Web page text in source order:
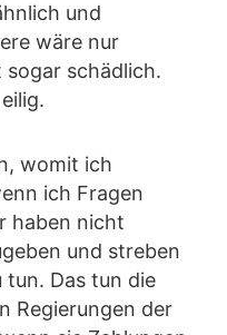
und
wäre nur
sogar schädlich.
womit ich
ich Fragen
haben nicht
und streben
tun. Das tun die
Regierungen der